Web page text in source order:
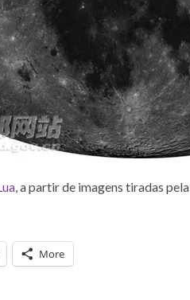
, a partir de imagens tiradas pela
More